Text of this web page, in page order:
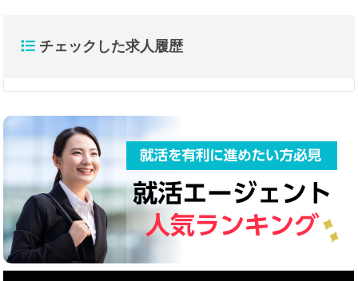
チェックした求人履歴